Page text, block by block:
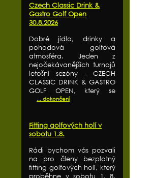
Czech Classic Drink &
Gastro Golf Open
30.8.2026
Dobré jídlo, drinky a
pohodová golfová
atmosféra. Jeden z
nejočekávanějších turnajů
letošní sezóny - CZECH
CLASSIC DRINK & GASTRO
GOLF OPEN, který se
... dokončení
Fitting golfových holí v
sobotu 1.8.
Rádi bychom vás pozvali
na pro členy bezplatný
fitting golfových holí, který
proběhne v sobotu 1. 8.